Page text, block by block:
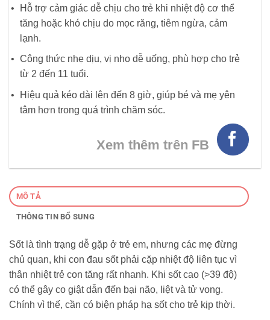
Hỗ trợ cảm giác dễ chịu cho trẻ khi nhiệt độ cơ thể
tăng hoặc khó chịu do mọc răng, tiêm ngừa, cảm
lạnh.
Công thức nhẹ dịu, vị nho dễ uống, phù hợp cho trẻ
từ 2 đến 11 tuổi.
Hiệu quả kéo dài lên đến 8 giờ, giúp bé và mẹ yên
tâm hơn trong quá trình chăm sóc.
Xem thêm trên FB
MÔ TẢ
THÔNG TIN BỔ SUNG
Sốt là tình trạng dễ gặp ở trẻ em, nhưng các mẹ đừng
chủ quan, khi con đau sốt phải cặp nhiệt độ liên tục vì
thân nhiệt trẻ con tăng rất nhanh. Khi sốt cao (>39 độ)
có thể gây co giật dẫn đến bại não, liệt và tử vong.
Chính vì thế, cần có biện pháp hạ sốt cho trẻ kịp thời.